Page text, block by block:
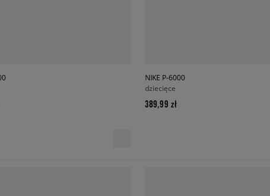
NIKE P-6000
dziecięce
389,99 zł